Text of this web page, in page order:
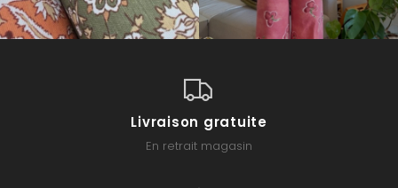
Livraison gratuite
En retrait magasin